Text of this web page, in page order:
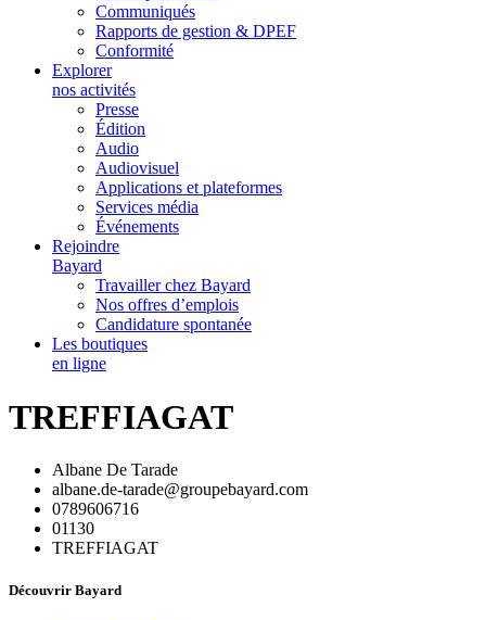
Communiqués
Rapports de gestion & DPEF
Conformité
Explorer
nos activités
Presse
Édition
Audio
Audiovisuel
Applications et plateformes
Services média
Événements
Rejoindre
Bayard
Travailler chez Bayard
Nos offres d’emplois
Candidature spontanée
Les boutiques
en ligne
TREFFIAGAT
Albane De Tarade
albane.de-tarade@groupebayard.com
0789606716
01130
TREFFIAGAT
Découvrir Bayard